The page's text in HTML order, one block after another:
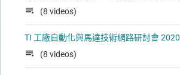
(8 videos)
TI 工廠自動化與馬達技術網路研討會 2020
(8 videos)